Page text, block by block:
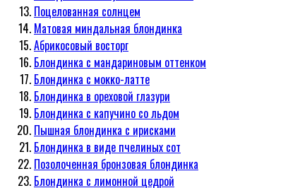
Поцелованная солнцем
Матовая миндальная блондинка
Абрикосовый восторг
Блондинка с мандариновым оттенком
Блондинка с мокко-латте
Блондинка в ореховой глазури
Блондинка с капучино со льдом
Пышная блондинка с ирисками
Блондинка в виде пчелиных сот
Позолоченная бронзовая блондинка
Блондинка с лимонной цедрой